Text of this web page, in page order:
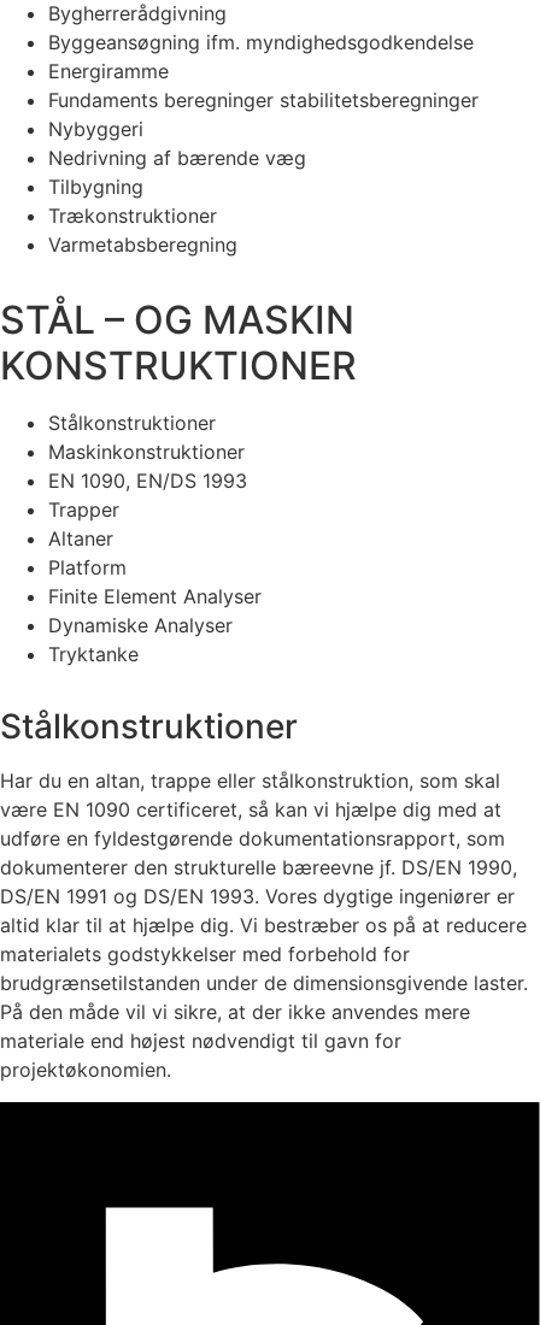
Bygherrerådgivning
Byggeansøgning ifm. myndighedsgodkendelse
Energiramme
Fundaments beregninger stabilitetsberegninger
Nybyggeri
Nedrivning af bærende væg
Tilbygning
Trækonstruktioner
Varmetabsberegning
STÅL – OG MASKIN
KONSTRUKTIONER
Stålkonstruktioner
Maskinkonstruktioner
EN 1090, EN/DS 1993
Trapper
Altaner
Platform
Finite Element Analyser
Dynamiske Analyser
Tryktanke
Stålkonstruktioner
Har du en altan, trappe eller stålkonstruktion, som skal
være EN 1090 certificeret, så kan vi hjælpe dig med at
udføre en fyldestgørende dokumentationsrapport, som
dokumenterer den strukturelle bæreevne jf. DS/EN 1990,
DS/EN 1991 og DS/EN 1993. Vores dygtige ingeniører er
altid klar til at hjælpe dig. Vi bestræber os på at reducere
materialets godstykkelser med forbehold for
brudgrænsetilstanden under de dimensionsgivende laster.
På den måde vil vi sikre, at der ikke anvendes mere
materiale end højest nødvendigt til gavn for
projektøkonomien.